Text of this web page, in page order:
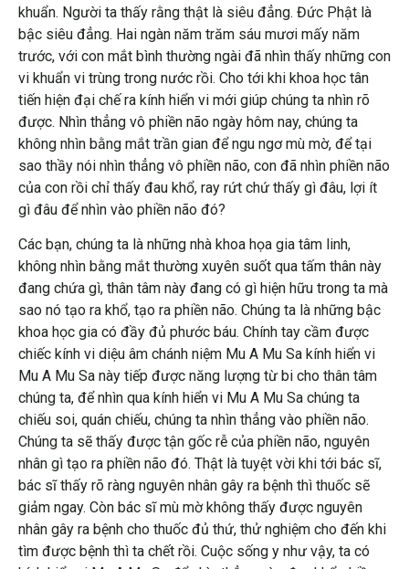
khuẩn. Người ta thấy rằng thật là siêu đẳng. Đức Phật là
bậc siêu đẳng. Hai ngàn năm trăm sáu mươi mấy năm
trước, với con mắt bình thường ngài đã nhìn thấy những con
vi khuẩn vi trùng trong nước rồi. Cho tới khi khoa học tân
tiến hiện đại chế ra kính hiển vi mới giúp chúng ta nhìn rõ
được. Nhìn thẳng vô phiền não ngày hôm nay, chúng ta
không nhìn bằng mắt trần gian để ngu ngơ mù mờ, để tại
sao thầy nói nhìn thẳng vô phiền não, con đã nhìn phiền não
của con rồi chỉ thấy đau khổ, ray rứt chứ thấy gì đâu, lợi ít
gì đâu để nhìn vào phiền não đó?
Các bạn, chúng ta là những nhà khoa họa gia tâm linh,
không nhìn bằng mắt thường xuyên suốt qua tấm thân này
đang chứa gì, thân tâm này đang có gì hiện hữu trong ta mà
sao nó tạo ra khổ, tạo ra phiền não. Chúng ta là những bậc
khoa học gia có đầy đủ phước báu. Chính tay cầm được
chiếc kính vi diệu âm chánh niệm Mu A Mu Sa kính hiển vi
Mu A Mu Sa này tiếp được năng lượng từ bi cho thân tâm
chúng ta, để nhìn qua kính hiển vi Mu A Mu Sa chúng ta
chiếu soi, quán chiếu, chúng ta nhìn thẳng vào phiền não.
Chúng ta sẽ thấy được tận gốc rễ của phiền não, nguyên
nhân gì tạo ra phiền não đó. Thật là tuyệt vời khi tới bác sĩ,
bác sĩ thấy rõ ràng nguyên nhân gây ra bệnh thì thuốc sẽ
giảm ngay. Còn bác sĩ mù mờ không thấy được nguyên
nhân gây ra bệnh cho thuốc đủ thứ, thử nghiệm cho đến khi
tìm được bệnh thì ta chết rồi. Cuộc sống y như vậy, ta có